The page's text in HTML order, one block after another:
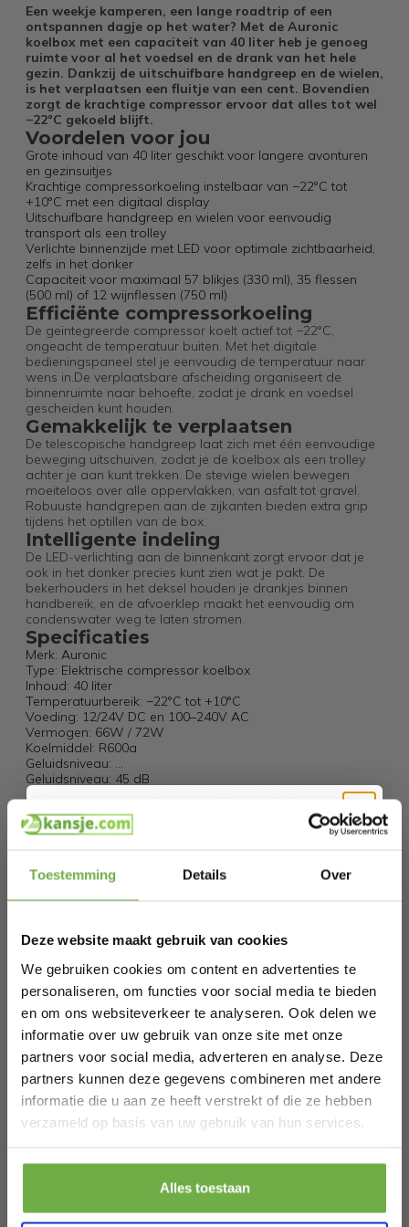
Toestemming Details Over
Deze website maakt gebruik van cookies
We gebruiken cookies om content en advertenties te
personaliseren, om functies voor social media te bieden
en om ons websiteverkeer te analyseren. Ook delen we
informatie over uw gebruik van onze site met onze
partners voor social media, adverteren en analyse. Deze
partners kunnen deze gegevens combineren met andere
informatie die u aan ze heeft verstrekt of die ze hebben
verzameld op basis van uw gebruik van hun services.
Alles toestaan
Een weekje kamperen, een lange roadtrip of een
ontspannen dagje op het water? Met de Auronic
koelbox met een capaciteit van 40 liter heb je genoeg
ruimte voor al het voedsel en de drank van het hele
gezin. Dankzij de uitschuifbare handgreep en de wielen,
is het verplaatsen een fluitje van een cent. Bovendien
zorgt de krachtige compressor ervoor dat alles tot wel
−22°C gekoeld blijft.
Voordelen voor jou
Grote inhoud van 40 liter geschikt voor langere avonturen
en gezinsuitjes
Krachtige compressorkoeling instelbaar van −22°C tot
+10°C met een digitaal display
Uitschuifbare handgreep en wielen voor eenvoudig
transport als een trolley
Verlichte binnenzijde met LED voor optimale zichtbaarheid,
zelfs in het donker
Capaciteit voor maximaal 57 blikjes (330 ml), 35 flessen
(500 ml) of 12 wijnflessen (750 ml)
Efficiënte compressorkoeling
De geïntegreerde compressor koelt actief tot −22°C,
ongeacht de temperatuur buiten. Met het digitale
bedieningspaneel stel je eenvoudig de temperatuur naar
wens in.De verplaatsbare afscheiding organiseert de
binnenruimte naar behoefte, zodat je drank en voedsel
gescheiden kunt houden.
Gemakkelijk te verplaatsen
De telescopische handgreep laat zich met één eenvoudige
beweging uitschuiven, zodat je de koelbox als een trolley
achter je aan kunt trekken. De stevige wielen bewegen
moeiteloos over alle oppervlakken, van asfalt tot gravel.
Robuuste handgrepen aan de zijkanten bieden extra grip
tijdens het optillen van de box.
Intelligente indeling
De LED-verlichting aan de binnenkant zorgt ervoor dat je
ook in het donker precies kunt zien wat je pakt. De
bekerhouders in het deksel houden je drankjes binnen
handbereik, en de afvoerklep maakt het eenvoudig om
condenswater weg te laten stromen.
Specificaties
Merk: Auronic
Type: Elektrische compressor koelbox
Inhoud: 40 liter
Temperatuurbereik: −22°C tot +10°C
Voeding: 12/24V DC en 100–240V AC
Vermogen: 66W / 72W
Koelmiddel: R600a
Geluidsniveau: ...
Geluidsniveau: 45 dB
Afmetingen product: 61 x 39 x 49,5 cm (LxBxH)
Afmetingen groot vak binnenin: 28 x 26 x 38 cm
Afmetingen klein vak binnenin: 16 x 26 x 22 cm
Gewicht: 14,3 kg
Uittrekbare handgreep: Ja
LED binnenverlichting: Ja
Afscheiding verplaatsbaar: Ja
Aftapplug: Ja
Digitale thermostaat: Ja
Kleur: Zwart
Wat zit er in de verpakking
1x Auronic Compressor Koelbox 40L
1x 12/24V autoadapter
1x 100–240V netadapter
Neem eenvoudig gekoelde maaltijden en dranken mee
voor het hele gezin — met de Auronic Compressor
Koelbox van 40L.
Specificaties
EAN
8718001000890
Schrijf je in en ontvang
Bij 2dekansje.com profiteer je van
kortingen tot wel 70%.
Laat ons weten wanneer je jarig bent
Pak € 5,- korting